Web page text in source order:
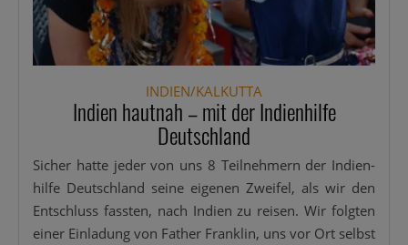
INDIEN/KALKUTTA
Indien hautnah – mit der Indienhilfe
Deutschland
Sicher hat­te jeder von uns 8 Teil­neh­mern der Indi­en­
hil­fe Deutsch­land sei­ne eige­nen Zwei­fel, als wir den
Ent­schluss fass­ten, nach Indi­en zu rei­sen. Wir folg­ten
einer Ein­la­dung von Father Frank­lin, uns vor Ort selbst